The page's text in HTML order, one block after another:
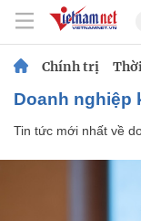
Chính trị
doanh nghiệp
Tin tức mới nhất về